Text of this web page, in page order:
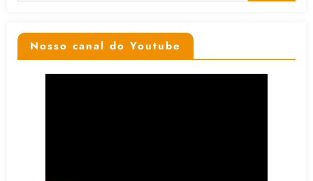
Nosso canal do Youtube